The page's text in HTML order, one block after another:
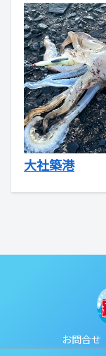
大社築港
お問合せ